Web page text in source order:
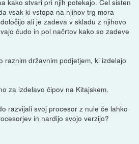
kako stvari pri njih potekajo. Cel sisten
vsak ki vstopa na njihov trg mora
ali je zadeva v skladu z njihovo
čudo in pol načrtov kako so zadeve
raznim državnim podjetjem, ki izdelajo
za izdelavo čipov na Kitajskem.
razvijali svoj procesor z nule če lahko
in nardijo svojo verzijo?